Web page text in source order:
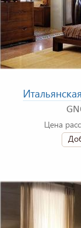
Цена